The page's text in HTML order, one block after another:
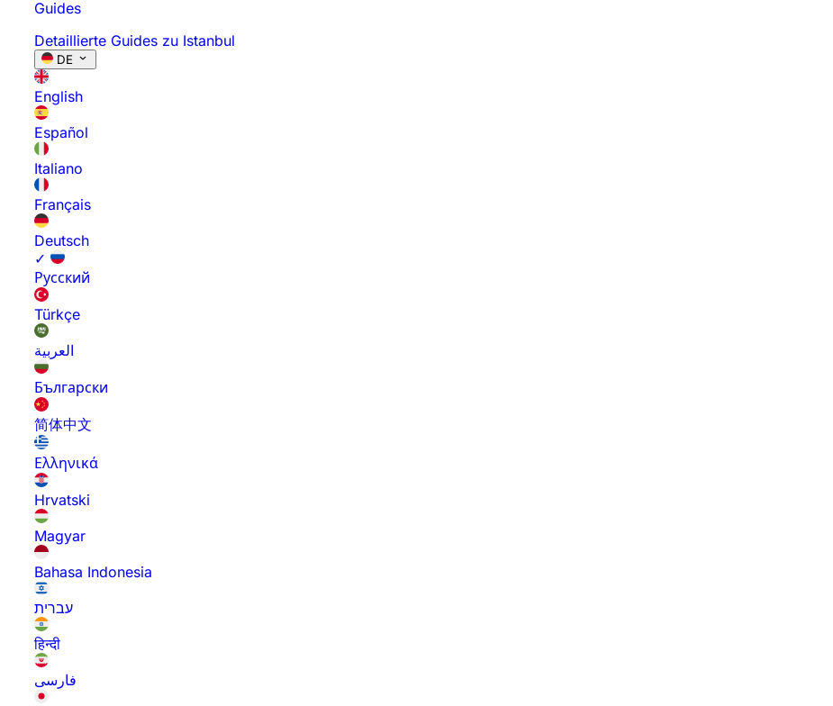
Guides
Detaillierte Guides zu Istanbul
DE
English
Español
Italiano
Français
Deutsch
✓
Русский
Türkçe
العربية
Български
简体中文
Ελληνικά
Hrvatski
Magyar
Bahasa Indonesia
עברית
हिन्दी
فارسی